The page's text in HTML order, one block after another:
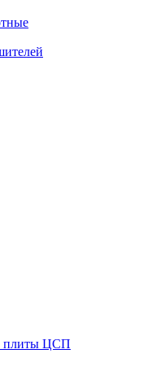
плиты ЦСП